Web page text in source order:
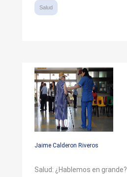
Salud
Jaime Calderon Riveros
Salud: ¿Hablemos en grande?